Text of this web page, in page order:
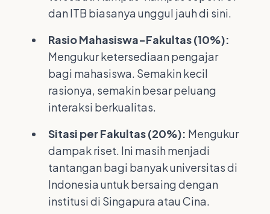
dan ITB biasanya unggul jauh di sini.
Rasio Mahasiswa-Fakultas (10%):
Mengukur ketersediaan pengajar
bagi mahasiswa. Semakin kecil
rasionya, semakin besar peluang
interaksi berkualitas.
Sitasi per Fakultas (20%): Mengukur
dampak riset. Ini masih menjadi
tantangan bagi banyak universitas di
Indonesia untuk bersaing dengan
institusi di Singapura atau Cina.